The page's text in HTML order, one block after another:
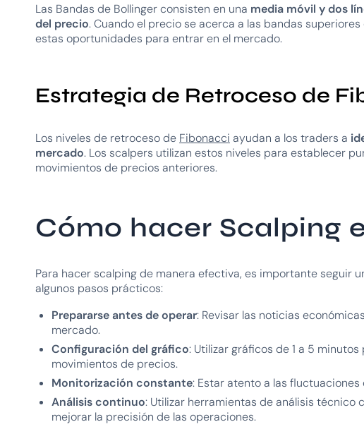
Las Bandas de Bollinger consisten en una media móvil y dos
del precio. Cuando el precio se acerca a las bandas
estas oportunidades para entrar en el mercado.
Estrategia de Retroceso de
Los niveles de retroceso de Fibonacci ayudan a los traders a
mercado. Los scalpers utilizan estos niveles para establecer
movimientos de precios anteriores.
Cómo hacer Scalping
Para hacer scalping de manera efectiva, es importante seguir
algunos pasos prácticos:
Prepararse antes de operar: Revisar las noticias
mercado.
Configuración del gráfico: Utilizar gráficos de 1 a 5
movimientos de precios.
Monitorización constante: Estar atento a las
Análisis continuo: Utilizar herramientas de análisis técnico
mejorar la precisión de las operaciones.